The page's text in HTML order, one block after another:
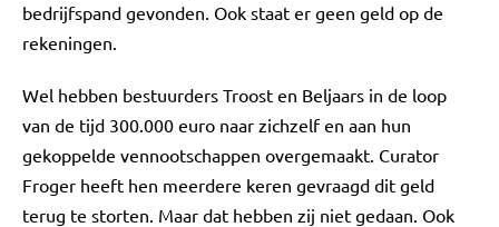
bedrijfspand gevonden. Ook staat er geen geld op de
rekeningen.
Wel hebben bestuurders Troost en Beljaars in de loop
van de tijd 300.000 euro naar zichzelf en aan hun
gekoppelde vennootschappen overgemaakt. Curator
Froger heeft hen meerdere keren gevraagd dit geld
terug te storten. Maar dat hebben zij niet gedaan. Ook